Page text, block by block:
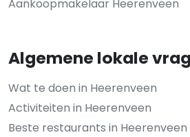
Aankoopmakelaar Heerenveen
Algemene lokale
Wat te doen in Heerenveen
Activiteiten in Heerenveen
Beste restaurants in Heerenveen